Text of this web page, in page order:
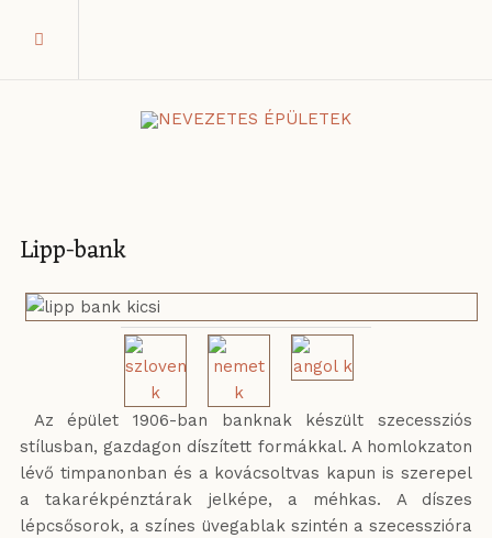
Lipp-bank
Az épület 1906-ban banknak készült szecessziós
stílusban, gazdagon díszített formákkal. A homlokzaton
lévő timpanonban és a kovácsoltvas kapun is szerepel
a takarékpénztárak jelképe, a méhkas. A díszes
lépcsősorok, a színes üvegablak szintén a szecesszióra